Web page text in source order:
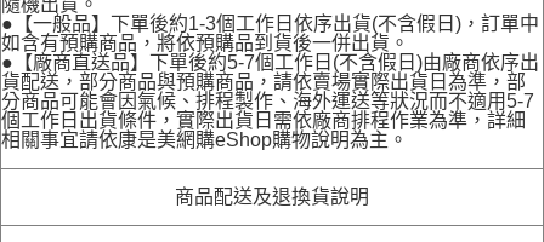
隨機出貨。
●【一般品】下單後約1-3個工作日依序出貨(不含假日)，訂單中
如含有預購商品，將依預購品到貨後一併出貨。
●【廠商直送品】下單後約5-7個工作日(不含假日)由廠商依序出
貨配送，部分商品與預購商品，請依賣場實際出貨日為準，部
分商品可能會因氣候、排程製作、海外運送等狀況而不適用5-7
個工作日出貨條件，實際出貨日需依廠商排程作業為準，詳細
相關事宜請依康是美網購eShop購物說明為主。
商品配送及退換貨說明